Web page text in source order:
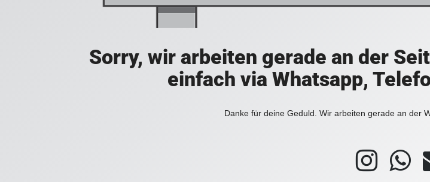
Sorry, wir arbeiten gerade an der
einfach via Whatsapp,
Danke für deine Geduld. Wir arbeiten gerade an der